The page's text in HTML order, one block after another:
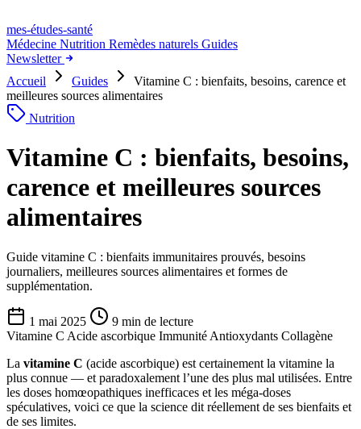
mes-études-santé
Médecine Nutrition Remèdes naturels Guides
Newsletter
Accueil
Guides
Vitamine C : bienfaits, besoins, carence et
meilleures sources alimentaires
Nutrition
Vitamine C : bienfaits, besoins,
carence et meilleures sources
alimentaires
Guide vitamine C : bienfaits immunitaires prouvés, besoins
journaliers, meilleures sources alimentaires et formes de
supplémentation.
1 mai 2025
9 min de lecture
Vitamine C Acide ascorbique Immunité Antioxydants Collagène
La vitamine C (acide ascorbique) est certainement la vitamine la
plus connue — et paradoxalement l’une des plus mal utilisées. Entre
les doses homœopathiques inefficaces et les méga-doses
spéculatives, voici ce que la science dit réellement de ses bienfaits et
de ses limites.